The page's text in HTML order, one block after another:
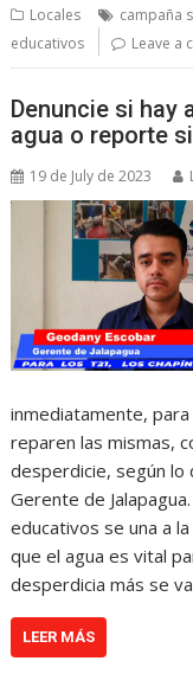
Locales campaña
educativos
Leave a
Denuncie si hay
agua o reporte
19 de July de 2023
inmediatamente,
reparen las mismas,
desperdicie, según lo
Gerente de
educativos se una a
que el agua es vital
desperdicia más se
LEER MÁS